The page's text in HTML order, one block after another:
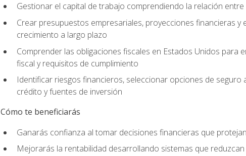
Gestionar el capital de trabajo comprendiendo la relación
Crear presupuestos empresariales, proyecciones financieras
crecimiento a largo plazo
Comprender las obligaciones fiscales en Estados Unidos para
fiscal y requisitos de cumplimiento
Identificar riesgos financieros, seleccionar opciones de
crédito y fuentes de inversión
Cómo te beneficiarás
Ganarás confianza al tomar decisiones financieras que
Mejorarás la rentabilidad desarrollando sistemas que